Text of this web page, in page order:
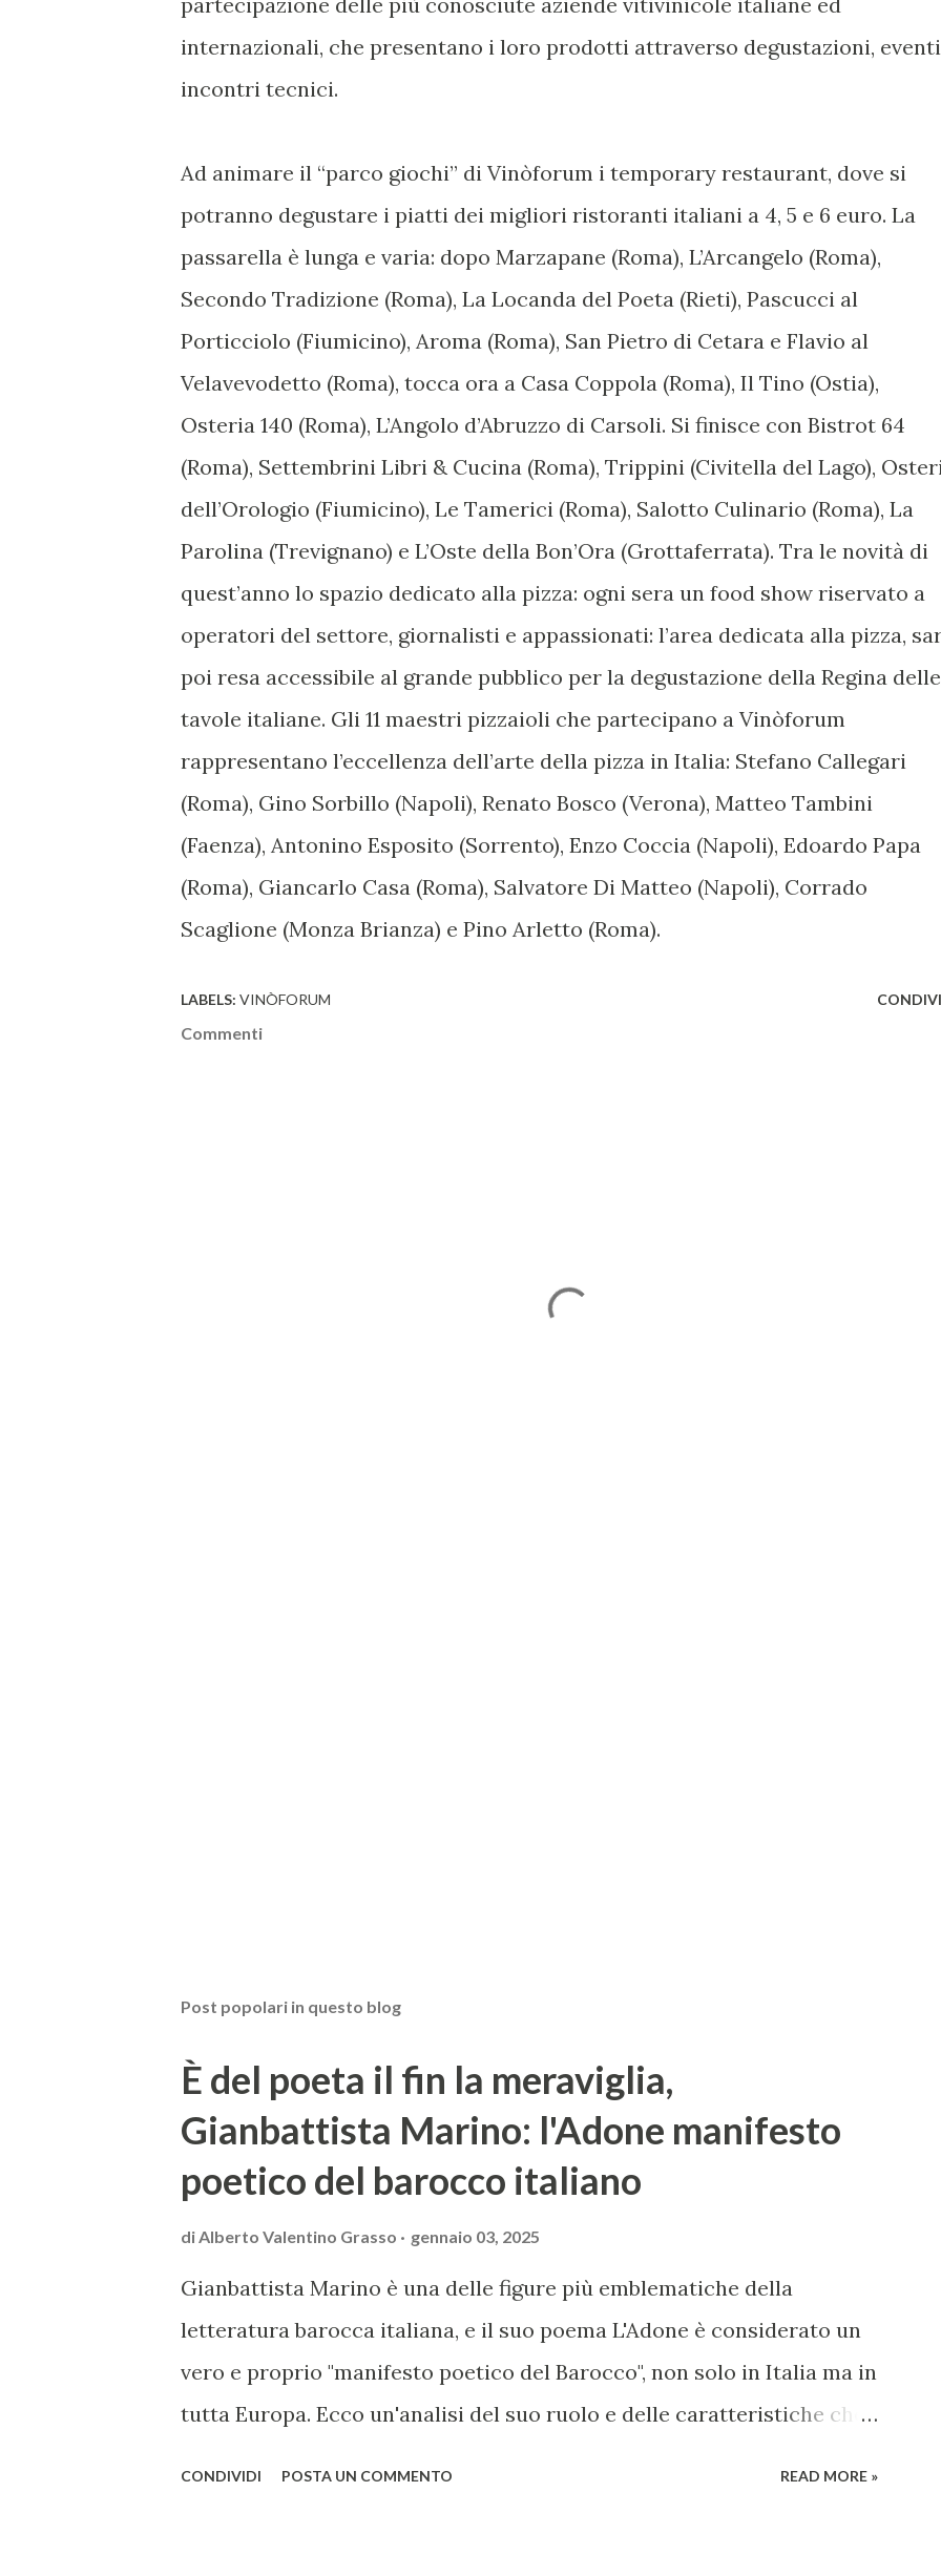
internazionali, che presentano i loro prodotti attraverso degustazioni,
incontri tecnici.
Ad animare il “parco giochi” di Vinòforum i temporary restaurant, dove si
potranno degustare i piatti dei migliori ristoranti italiani a 4, 5 e 6 euro. La
passarella è lunga e varia: dopo Marzapane (Roma), L’Arcangelo (Roma),
Secondo Tradizione (Roma), La Locanda del Poeta (Rieti), Pascucci al
Porticciolo (Fiumicino), Aroma (Roma), San Pietro di Cetara e Flavio al
Velavevodetto (Roma), tocca ora a Casa Coppola (Roma), Il Tino (Ostia),
Osteria 140 (Roma), L’Angolo d’Abruzzo di Carsoli. Si finisce con Bistrot 64
(Roma), Settembrini Libri & Cucina (Roma), Trippini (Civitella del Lago),
dell’Orologio (Fiumicino), Le Tamerici (Roma), Salotto Culinario (Roma), La
Parolina (Trevignano) e L’Oste della Bon’Ora (Grottaferrata). Tra le novità di
quest’anno lo spazio dedicato alla pizza: ogni sera un food show riservato a
operatori del settore, giornalisti e appassionati: l’area dedicata alla pizza,
poi resa accessibile al grande pubblico per la degustazione della Regina delle
tavole italiane. Gli 11 maestri pizzaioli che partecipano a Vinòforum
rappresentano l’eccellenza dell’arte della pizza in Italia: Stefano Callegari
(Roma), Gino Sorbillo (Napoli), Renato Bosco (Verona), Matteo Tambini
(Faenza), Antonino Esposito (Sorrento), Enzo Coccia (Napoli), Edoardo Papa
(Roma), Giancarlo Casa (Roma), Salvatore Di Matteo (Napoli), Corrado
Scaglione (Monza Brianza) e Pino Arletto (Roma).
LABELS: VINÒFORUM
Commenti
Post popolari in questo blog
È del poeta il fin la meraviglia,
Gianbattista Marino: l'Adone manifesto
poetico del barocco italiano
diAlberto Valentino Grasso gennaio 03, 2025
Gianbattista Marino è una delle figure più emblematiche della
letteratura barocca italiana, e il suo poema L'Adone è considerato un
vero e proprio "manifesto poetico del Barocco", non solo in Italia ma in
tutta Europa. Ecco un'analisi del suo ruolo e delle caratteristiche che
CONDIVIDI POSTA UN COMMENTO READ MORE »